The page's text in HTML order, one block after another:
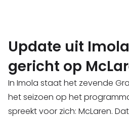
Update uit
gericht op
In Imola staat het zevende
het seizoen op het
spreekt voor zich: McLaren.